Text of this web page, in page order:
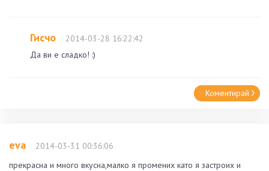
Гисчо
2014-03-28 16:22:42
Да ви е сладко! :)
Коментирай
eva
2014-03-31 00:36:06
прекрасна и много вкусна,малко я промених като я застроих и